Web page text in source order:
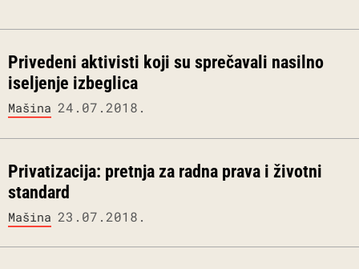
Privedeni aktivisti koji su sprečavali nasilno
iseljenje izbeglica
Mašina 24.07.2018.
Privatizacija: pretnja za radna prava i životni
standard
Mašina 23.07.2018.